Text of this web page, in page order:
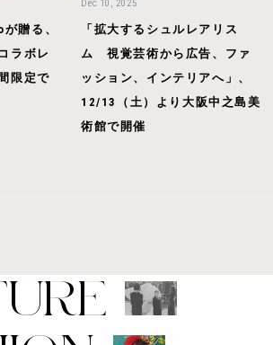
贈る、
ラボレ
限定で
Dec 10, 2025
「拡大するシュルレアリス
ム 視覚芸術から広告、ファ
ッション、インテリアへ」、
12/13（土）より大阪中之島美
術館で開催
URE